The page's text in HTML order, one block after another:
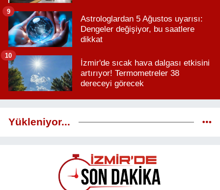
Astrologlardan 5 Ağustos uyarısı:
Dengeler değişiyor, bu saatlere
dikkat
9
İzmir'de sıcak hava dalgası etkisini
artırıyor! Termometreler 38
dereceyi görecek
10
Yükleniyor...